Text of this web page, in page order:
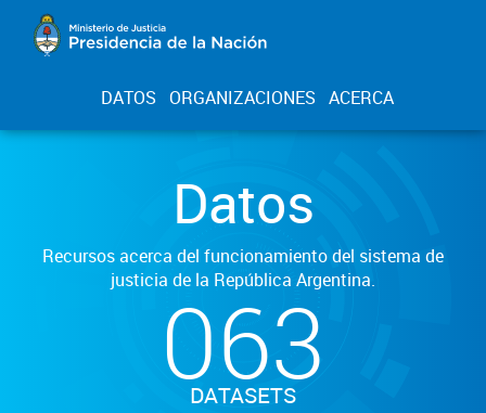
DATOS ORGANIZACIONES ACERCA
Datos
Recursos acerca del funcionamiento del sistema de
justicia de la República Argentina.
063
DATASETS